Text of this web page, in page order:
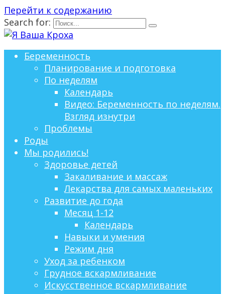
Перейти к содержанию
Search for:
Беременность
Планирование и подготовка
По неделям
Календарь
Видео: Беременность по неделям.
Взгляд изнутри
Проблемы
Роды
Мы родились!
Здоровье детей
Закаливание и массаж
Лекарства для самых маленьких
Развитие до года
Месяц 1-12
Календарь
Навыки и умения
Режим дня
Уход за ребенком
Грудное вскармливание
Искусственное вскармливание